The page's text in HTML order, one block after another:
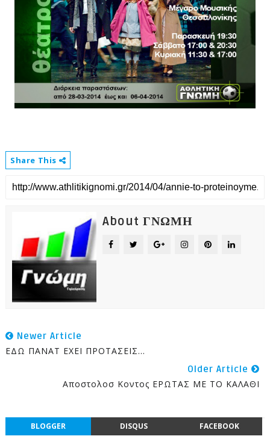
Share This
About ΓΝΩΜΗ
Newer Article
ΕΔΩ ΠΑΝΑΤ ΕΧΕΙ ΠΡΟΤΑΣΕΙΣ...
Older Article
Αποστολοσ Κοντος ΕΡΩΤΑΣ ΜΕ ΤΟ ΚΑΛΑΘΙ
BLOGGER DISQUS FACEBOOK